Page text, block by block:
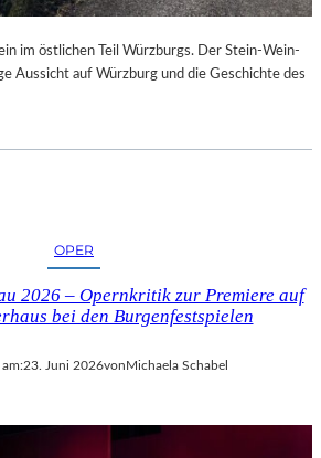
U
R
-
im östlichen Teil Würzburgs. Der Stein-Wein-
Aussicht auf Würzburg und die Geschichte des
OPER
2026 – Opernkritik zur Premiere auf
bei den Burgenfestspielen
23. Juni 2026vonMichaela Schabel